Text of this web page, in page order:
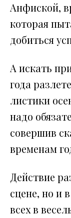
Анфиской,
которая
добиться
А искать
года
листики
надо
совершив
временам
Действие
сцене, но и
всех в